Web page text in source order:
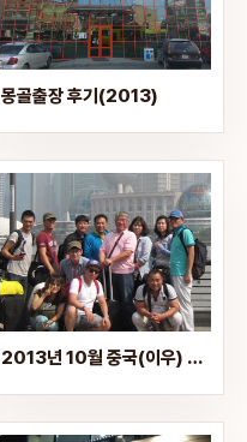
몽골출장 후기(2013)
2013년 10월 중국(이우) 해외연수1